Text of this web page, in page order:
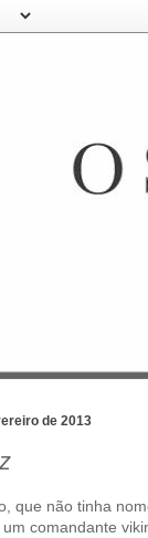
de 2013
que não tinha
um comandante